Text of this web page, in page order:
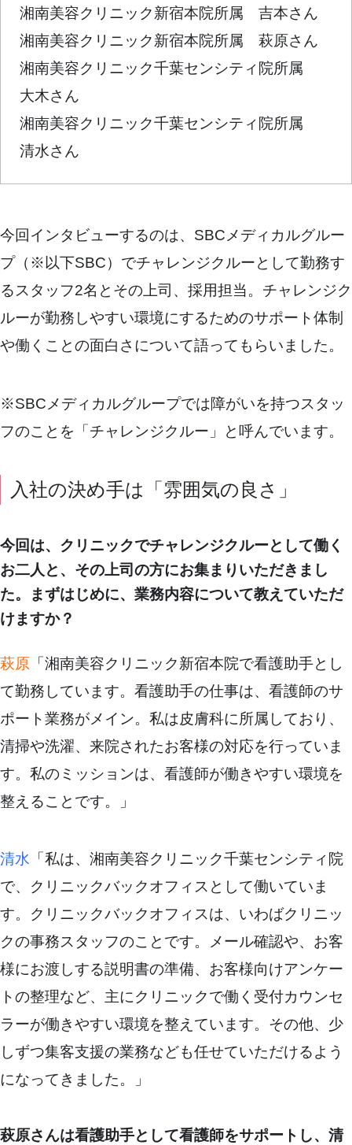
湘南美容クリニック新宿本院所属 吉本さん
湘南美容クリニック新宿本院所属 萩原さん
湘南美容クリニック千葉センシティ院所属
大木さん
湘南美容クリニック千葉センシティ院所属
清水さん
今回インタビューするのは、SBCメディカルグルー
プ（※以下SBC）でチャレンジクルーとして勤務す
るスタッフ2名とその上司、採用担当。チャレンジク
ルーが勤務しやすい環境にするためのサポート体制
や働くことの面白さについて語ってもらいました。
※SBCメディカルグループでは障がいを持つスタッ
フのことを「チャレンジクルー」と呼んでいます。
入社の決め手は「雰囲気の良さ」
今回は、クリニックでチャレンジクルーとして働く
お二人と、その上司の方にお集まりいただきまし
た。まずはじめに、業務内容について教えていただ
けますか？
萩原 「湘南美容クリニック新宿本院で看護助手とし
て勤務しています。看護助手の仕事は、看護師のサ
ポート業務がメイン。私は皮膚科に所属しており、
清掃や洗濯、来院されたお客様の対応を行っていま
す。私のミッションは、看護師が働きやすい環境を
整えることです。」
清水 「私は、湘南美容クリニック千葉センシティ院
で、クリニックバックオフィスとして働いていま
す。クリニックバックオフィスは、いわばクリニッ
クの事務スタッフのことです。メール確認や、お客
様にお渡しする説明書の準備、お客様向けアンケー
トの整理など、主にクリニックで働く受付カウンセ
ラーが働きやすい環境を整えています。その他、少
しずつ集客支援の業務なども任せていただけるよう
になってきました。」
萩原さんは看護助手として看護師をサポートし、清